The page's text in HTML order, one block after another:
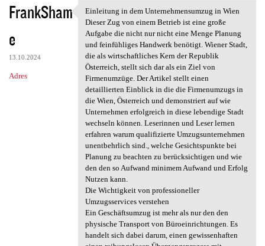
FrankSham
e
13.10.2024
Adres
Einleitung in dem
Einleitung in dem Unternehmensumzug in Wien
Dieser Zug von einem Betrieb ist eine große
Aufgabe die nicht nur nicht eine Menge Planung
und feinfühliges Handwerk benötigt. Wiener Stadt,
die als wirtschaftliches Kern der Republik
Österreich, stellt sich dar als ein Ziel von
Firmenumzüge. Der Artikel stellt einen
detaillierten Einblick in die die Firmenumzugs in
die Wien, Österreich und demonstriert auf wie
Unternehmen erfolgreich in diese lebendige Stadt
wechseln können. Leserinnen und Leser lernen
erfahren warum qualifizierte Umzugsunternehmen
unentbehrlich sind., welche Gesichtspunkte bei
Planung zu beachten zu berücksichtigen und wie
den den so Aufwand minimem Aufwand und Erfolg
Nutzen kann.
Die Wichtigkeit von professioneller
Umzugsservices verstehen
Ein Geschäftsumzug ist mehr als nur den den
physische Transport von Büroeinrichtungen. Es
handelt sich dabei darum, einen gewissenhaften